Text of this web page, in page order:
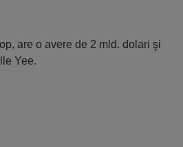
are o avere de 2 mld. dolari şi
Yee.